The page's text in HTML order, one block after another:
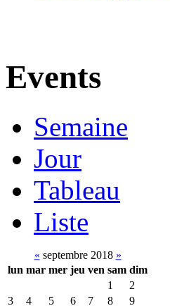
Events
Semaine
Jour
Tableau
Liste
« septembre 2018 »
lun mar mer jeu ven sam dim
1
2
3
4 5 6 7 8 9